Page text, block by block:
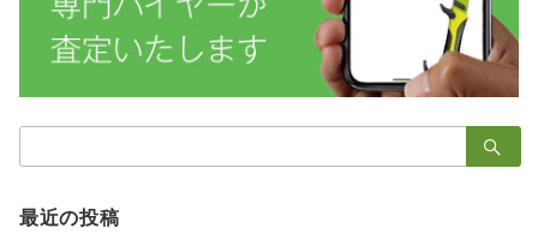
索：
最近の投稿